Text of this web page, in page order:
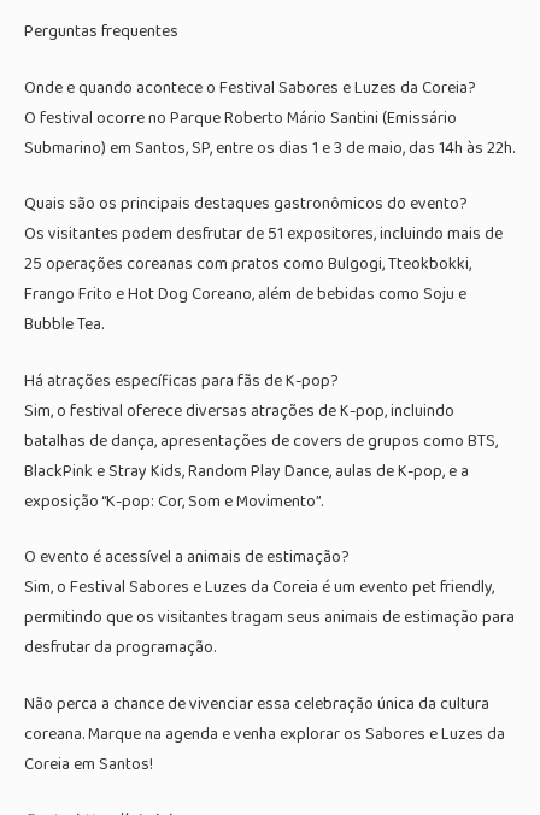
Perguntas frequentes
Onde e quando acontece o Festival Sabores e Luzes da Coreia?
O festival ocorre no Parque Roberto Mário Santini (Emissário
Submarino) em Santos, SP, entre os dias 1 e 3 de maio, das 14h às 22h.
Quais são os principais destaques gastronômicos do evento?
Os visitantes podem desfrutar de 51 expositores, incluindo mais de
25 operações coreanas com pratos como Bulgogi, Tteokbokki,
Frango Frito e Hot Dog Coreano, além de bebidas como Soju e
Bubble Tea.
Há atrações específicas para fãs de K-pop?
Sim, o festival oferece diversas atrações de K-pop, incluindo
batalhas de dança, apresentações de covers de grupos como BTS,
BlackPink e Stray Kids, Random Play Dance, aulas de K-pop, e a
exposição “K-pop: Cor, Som e Movimento”.
O evento é acessível a animais de estimação?
Sim, o Festival Sabores e Luzes da Coreia é um evento pet friendly,
permitindo que os visitantes tragam seus animais de estimação para
desfrutar da programação.
Não perca a chance de vivenciar essa celebração única da cultura
coreana. Marque na agenda e venha explorar os Sabores e Luzes da
Coreia em Santos!